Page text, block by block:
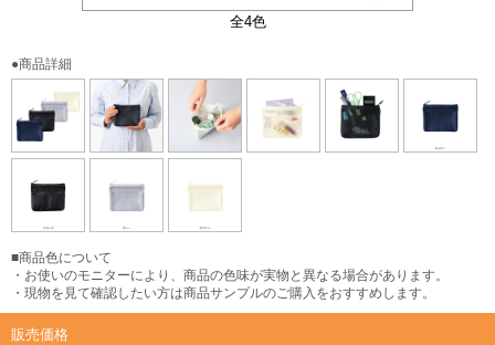
全4色
大きさイメージ
5つの仕切りポケット付き
使用イメージ
使用イメージ
●商品詳細
■商品色について
・お使いのモニターにより、商品の色味が実物と異なる場合があります。
・現物を見て確認したい方は商品サンプルのご購入をおすすめします。
販売価格